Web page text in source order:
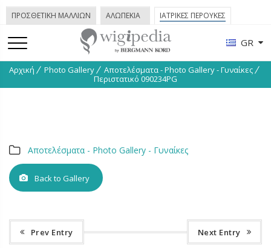
GR
ΠΡΟΣΘΕΤΙΚΗ ΜΑΛΛΙΩΝ ΑΛΩΠΕΚΙΑ ΙΑΤΡΙΚΕΣ ΠΕΡΟΥΚΕΣ
Αρχική Photo Gallery
Απoτελέσματα - Phοtο Gallery - Γυναίκες
Περιστατικό 090234PG
Απoτελέσματα - Phοtο Gallery - Γυναίκες
Back to Gallery
Prev Entry Next Entry